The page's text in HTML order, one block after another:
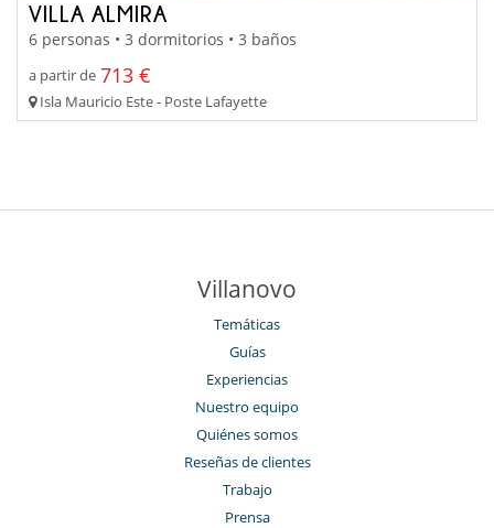
VILLA ALMIRA
6 personas • 3 dormitorios • 3 baños
a partir de 713 €
Isla Mauricio Este - Poste Lafayette
Villanovo
Temáticas
Guías
Experiencias
Nuestro equipo
Quiénes somos
Reseñas de clientes
Trabajo
Prensa